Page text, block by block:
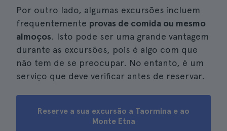
Por outro lado, algumas excursões incluem
frequentemente provas de comida ou mesmo
almoços. Isto pode ser uma grande vantagem
durante as excursões, pois é algo com que
não tem de se preocupar. No entanto, é um
serviço que deve verificar antes de reservar.
Reserve a sua excursão a Taormina e ao
Monte Etna